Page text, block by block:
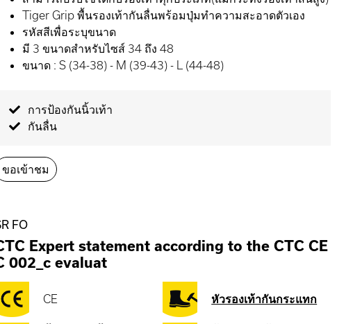
Tiger Grip พื้นรองเท้ากันลื่นพร้อมปุ่มทำความสะอาดตัวเอง
รหัสสีเพื่อระบุขนาด
มี 3 ขนาดสำหรับไซส์ 34 ถึง 48
ขนาด : S (34-38) - M (39-43) - L (44-48)
การป้องกันนิ้วเท้า
กันลื่น
ขอเข้าชม
FO
Expert statement according to the CTC CE
002_c evaluat
CE หัวรองเท้ากันกระแทก